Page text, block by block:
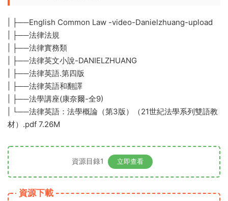
| ├──English Common Law -video-Danielzhuang-upload
| ├──法律法規
| ├──法律實務類
| ├──法律英文小說-DANIELZHUANG
| ├──法律英語.第四版
| ├──法律英語和翻譯
| ├──法學講座(康奈爾-全9)
| └──法律英語：法學概論（第3版）（21世紀法學系列雙語教
材）.pdf 7.26M
資源目錄1 立即查看
資源下載